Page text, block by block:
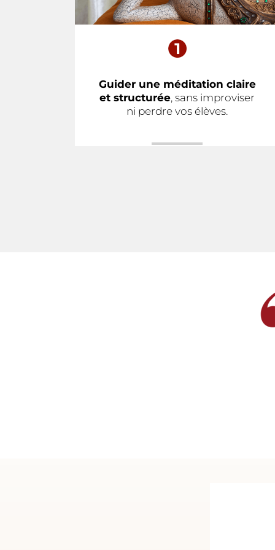
Guider une méditation claire
et structurée, sans improviser
ni perdre vos élèves.